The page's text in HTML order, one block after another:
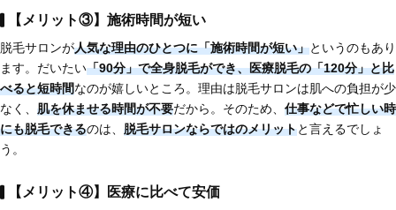
【メリット③】施術時間が短い
脱毛サロンが人気な理由のひとつに「施術時間が短い」というのもあり
ます。だいたい「90分」で全身脱毛ができ、医療脱毛の「120分」と比
べると短時間なのが嬉しいところ。理由は脱毛サロンは肌への負担が少
なく、 肌を休ませる時間が不要だから。そのため、 仕事などで忙しい時
にも脱毛できるのは、 脱毛サロンならではのメリットと言えるでしょ
う。
【メリット④】医療に比べて安価